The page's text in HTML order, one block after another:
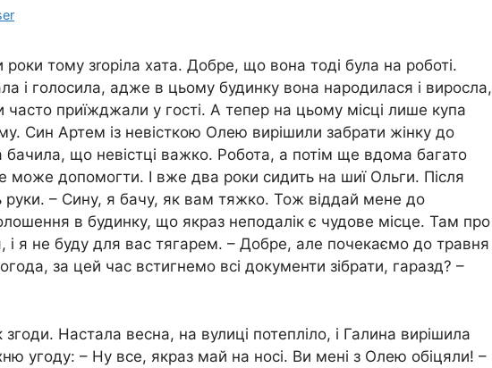
тому зrоріла хата. Добре, що вона тоді була на роботі.
і голосила, адже в цьому будинку вона народилася і виросла,
часто приїжджали у гості. А тепер на цьому місці лише купа
Син Артем із невісткою Олею вирішили забрати жінку до
бачила, що невістці важко. Робота, а потім ще вдома багато
може допомогти. І вже два роки сидить на шиї Ольги. Після
руки. – Сину, я бачу, як вам тяжко. Тож віддай мене до
в будинку, що якраз неподалік є чудове місце. Там про
і я не буду для вас тягарем. – Добре, але почекаємо до травня
за цей час встигнемо всі документи зібрати, гаразд? –
Настала весна, на вулиці потепліло, і Галина вирішила
угоду: – Ну все, якраз май на носі. Ви мені з Олею обіцяли! –